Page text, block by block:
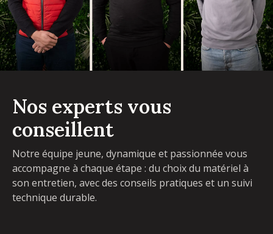
Nos experts vous
conseillent
Notre équipe jeune, dynamique et passionnée vous
accompagne à chaque étape : du choix du matériel à
son entretien, avec des conseils pratiques et un suivi
technique durable.